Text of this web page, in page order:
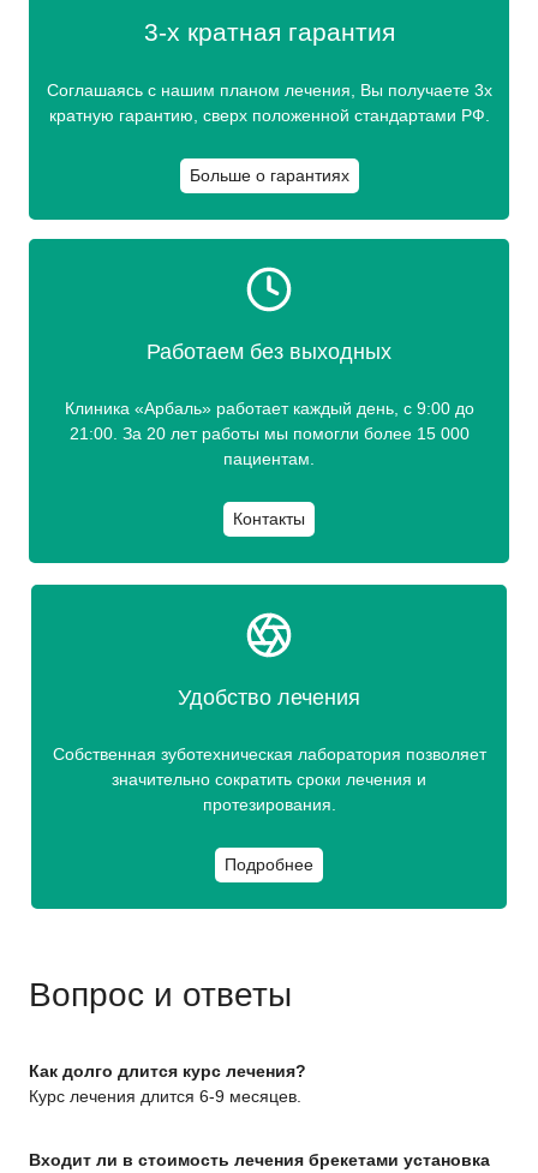
3-х кратная гарантия
Соглашаясь с нашим планом лечения, Вы получаете 3х
кратную гарантию, сверх положенной стандартами РФ.
Больше о гарантиях
Работаем без выходных
Клиника «Арбаль» работает каждый день, с 9:00 до
21:00. За 20 лет работы мы помогли более 15 000
пациентам.
Контакты
Удобство лечения
Собственная зуботехническая лаборатория позволяет
значительно сократить сроки лечения и
протезирования.
Подробнее
Вопрос и ответы
Как долго длится курс лечения?
Курс лечения длится 6-9 месяцев.
Входит ли в стоимость лечения брекетами установка